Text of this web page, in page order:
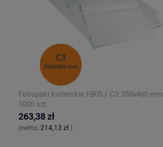
Foliopaki kurierskie FB05 / C3 350x460 mm
1000 szt.
263,38 zł
(netto:214,13 zł)